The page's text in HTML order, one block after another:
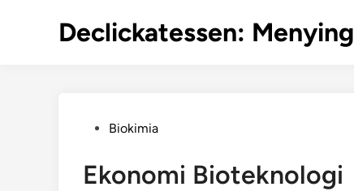
Declickatessen:
PostedBiokimia
Ekonomi Bioteknologi